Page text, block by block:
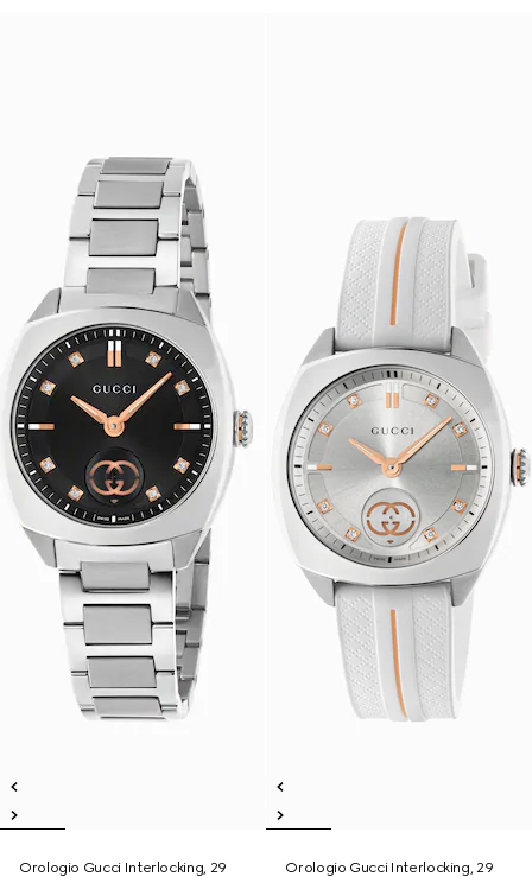
Orologio Gucci Interlocking, 29
Orologio Gucci Interlocking, 29